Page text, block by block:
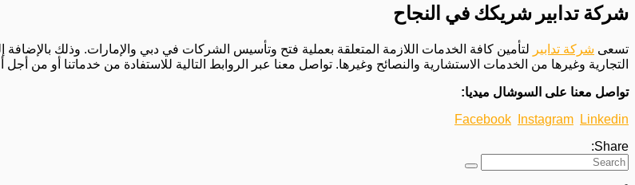
شركة تدابير شريكك في النجاح
تسعى شركة تدابير لتأمين كافة الخدمات اللازمة المتعلقة بعملية فتح وتأسيس الشركات في دبي والإمارات. وذلك
التجارية وغيرها من الخدمات الاستشارية والنصائح وغيرها. تواصل معنا عبر الروابط التالية للاستفادة من خدماتنا أو
تواصل معنا على السوشال ميديا:
Facebook
Instagram
Linkedin
Share: